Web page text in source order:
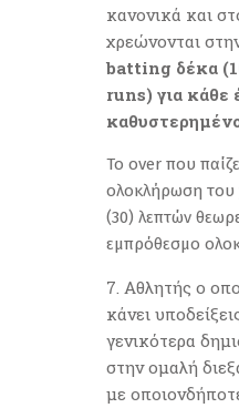
κανονικά και
χρεώνονται
batting δέκα
runs) για κάθε
Το over που
ολοκλήρωση του
(30) λεπτών
εμπρόθεσμο
Αθλητής ο
κάνει
γενικότερα
στην ομαλή
με